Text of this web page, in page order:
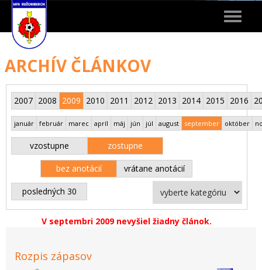
Toggle
ARCHÍV ČLÁNKOV
2007 2008 2009 2010 2011 2012 2013 2014 2015 2016
január február marec apríl máj jún júl august september október
vzostupne zostupne
bez anotácií vrátane anotácií
posledných 30
V septembri 2009 nevyšiel žiadny článok.
Rozpis zápasov